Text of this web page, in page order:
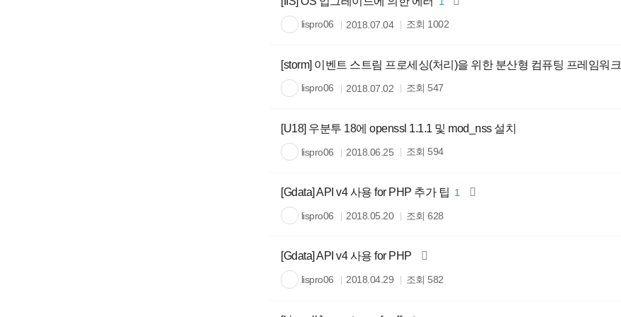
lispro06 2018.07.04 조회 1002
[storm] 이벤트 스트림 프로세싱(처리)을 위한 분산형 컴퓨팅 프레임워크
lispro06 2018.07.02 조회 547
[U18] 우분투 18에 openssl 1.1.1 및 mod_nss 설치
lispro06 2018.06.25 조회 594
[Gdata] API v4 사용 for PHP 추가 팁 1
lispro06 2018.05.20 조회628
[Gdata] API v4 사용 for PHP
lispro06 2018.04.29 조회 582